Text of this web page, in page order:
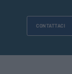
CONTATTACI